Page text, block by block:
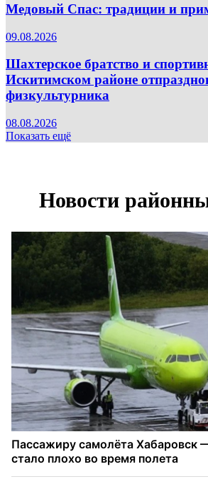
Медовый Спас: традиции и
09.08.2026
Шахтерское братство и
Искитимском районе
физкультурника
08.08.2026
Показать ещё